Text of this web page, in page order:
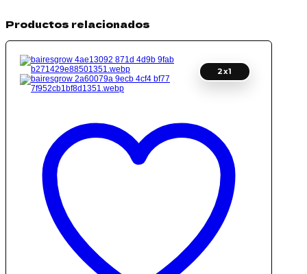
Productos relacionados
2x1